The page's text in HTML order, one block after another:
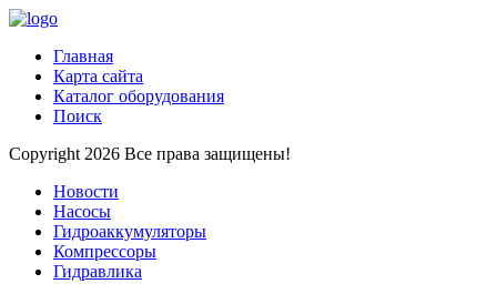
Главная
Карта сайта
Каталог оборудования
Поиск
Copyright 2026 Все права защищены!
Новости
Насосы
Гидроаккумуляторы
Компрессоры
Гидравлика